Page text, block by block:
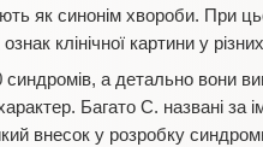
як синонім хвороби. При
клінічної картини у
синдромів, а детально вони
Багато С. названі за
внесок у розробку